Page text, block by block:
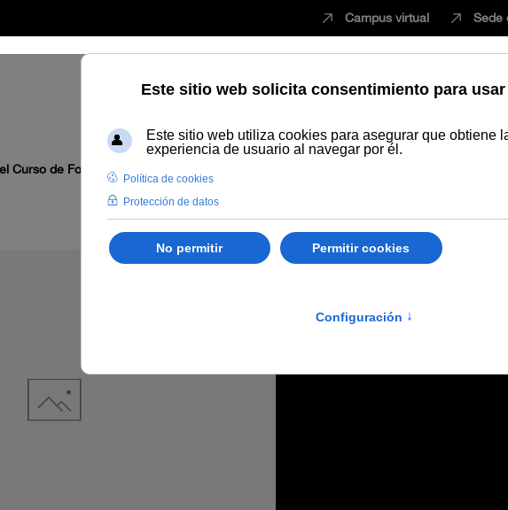
Campus virtual Sede
EstudiarInnovaciónVida
Curso de Formación Continua en Dirección y Desarrollo de Parques Tecnológicos de la